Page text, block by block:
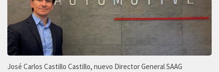
José Carlos Castillo Castillo, nuevo Director General SAAG